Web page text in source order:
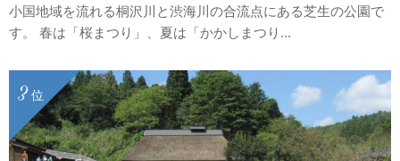
小国地域を流れる桐沢川と渋海川の合流点にある芝生の公園で
す。 春は「桜まつり」、夏は「かかしまつり...
位
3